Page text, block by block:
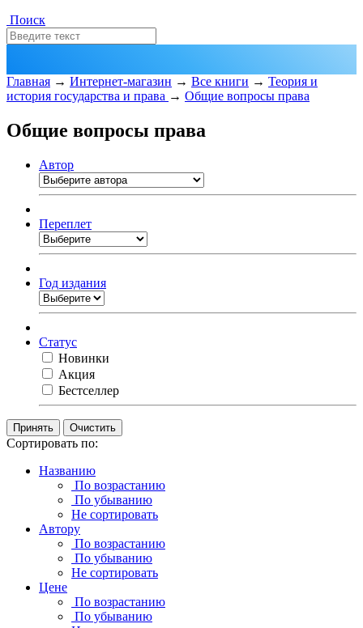
Поиск
Главная → Интернет-магазин → Все книги → Теория и
история государства и права → Общие вопросы права
Общие вопросы права
Автор
Переплет
Год издания
Статус
Новинки
Акция
Бестселлер
Очистить
Сортировать по:
Названию
По возрастанию
По убыванию
Не сортировать
Автору
По возрастанию
По убыванию
Не сортировать
Цене
По возрастанию
По убыванию